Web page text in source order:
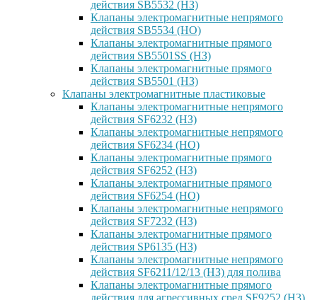
действия SB5532 (НЗ)
Клапаны электромагнитные непрямого
действия SB5534 (НО)
Клапаны электромагнитные прямого
действия SB5501SS (НЗ)
Клапаны электромагнитные прямого
действия SB5501 (НЗ)
Клапаны электромагнитные пластиковые
Клапаны электромагнитные непрямого
действия SF6232 (НЗ)
Клапаны электромагнитные непрямого
действия SF6234 (НО)
Клапаны электромагнитные прямого
действия SF6252 (НЗ)
Клапаны электромагнитные прямого
действия SF6254 (НО)
Клапаны электромагнитные непрямого
действия SF7232 (НЗ)
Клапаны электромагнитные прямого
действия SP6135 (НЗ)
Клапаны электромагнитные непрямого
действия SF6211/12/13 (НЗ) для полива
Клапаны электромагнитные прямого
действия для агрессивных сред SF9252 (H3)